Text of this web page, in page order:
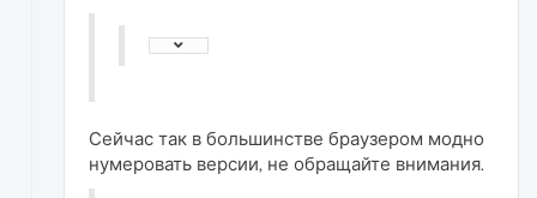
Сейчас так в большинстве браузером модно
нумеровать версии, не обращайте внимания.